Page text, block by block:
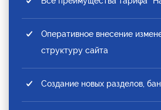
Оперативное внесение
структуру сайта
Создание новых разделов,